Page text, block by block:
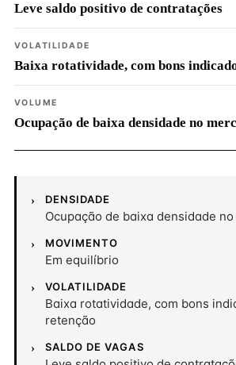
Leve saldo positivo de contratações
VOLATILIDADE
Baixa rotatividade, com bons
VOLUME
Ocupação de baixa densidade no
DENSIDADE
Ocupação de baixa densidade
MOVIMENTO
Em equilíbrio
VOLATILIDADE
Baixa rotatividade, com bons
retenção
SALDO DE VAGAS